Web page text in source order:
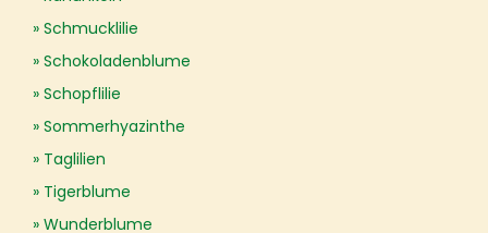
Schmucklilie
Schokoladenblume
Schopflilie
Sommerhyazinthe
Taglilien
Tigerblume
Wunderblume